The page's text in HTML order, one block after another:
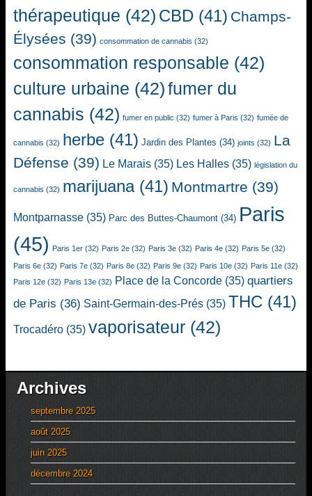
thérapeutique (42) CBD (41) Champs-
Élysées (39) consommation de cannabis (32)
consommation responsable (42)
culture urbaine (42)fumer du
cannabis (42) fumer en public (32) fumer à Paris (32) fumée de
cannabis (32) herbe (41) Jardin des Plantes (34) joints (32) La
Défense (39) Le Marais (35) Les Halles (35) législation du
cannabis (32) marijuana(41) Montmartre (39)
Montparnasse (35) Parc des Buttes-Chaumont (34) Paris
(45) Paris 1er (32) Paris 2e (32) Paris 3e (32) Paris 4e (32) Paris 5e (32)
Paris 6e (32) Paris 7e (32) Paris 8e (32) Paris 9e (32) Paris 10e (32) Paris 11e (32)
Paris 12e (32) Paris 13e (32) Place de la Concorde (35) quartiers
de Paris (36) Saint-Germain-des-Prés (35) THC (41)
Trocadéro (35) vaporisateur (42)
Archives
septembre 2025
août 2025
juin 2025
décembre 2024